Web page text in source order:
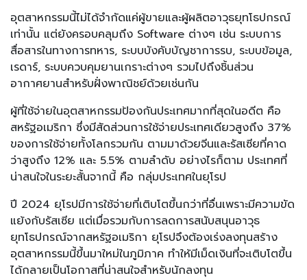
อุตสาหกรรมนี้ไม่ได้จำกัดแค่ผู้ขายและผู้ผลิตอาวุธยุทโธปกรณ์
เท่านั้น แต่ยังครอบคลุมถึง Software ต่างๆ เช่น ระบบการ
สื่อสารในทางการทหาร, ระบบบังคับบัญชาการรบ, ระบบข้อมูล,
เรดาร์, ระบบควบคุมยานเกราะต่างๆ รวมไปถึงชิ้นส่วน
อากาศยานสำหรับฝั่งพาณิชย์ด้วยเช่นกัน
ผู้ที่ใช้จ่ายในอุตสาหกรรมป้องกันประเทศมากที่สุดในอดีต คือ
สหรัฐอเมริกา ซึ่งมีสัดส่วนการใช้จ่ายประเทศเดียวสูงถึง 37%
ของการใช้จ่ายทั้งโลกรวมกัน ตามมาด้วยจีนและรัสเซียที่คาด
ว่าสูงถึง 12% และ 5.5% ตามลำดับ อย่างไรก็ตาม ประเทศที่
น่าสนใจในระยะสั้นจากนี้ คือ กลุ่มประเทศในยุโรป
ปี 2024 ยุโรปมีการใช้จ่ายที่เติบโตขึ้นกว่าที่อื่นเพราะมีความขัด
แย้งกับรัสเซีย แต่เมื่อรวมกับการลดการสนับสนุนอาวุธ
ยุทโธปกรณ์จากสหรัฐอเมริกา ยุโรปจึงต้องเร่งลงทุนสร้าง
อุตสาหกรรมนี้ขึ้นมาใหม่ในภูมิภาค ทำให้มีเม็ดเงินที่จะเติบโตขึ้น
ได้กลายเป็นโอกาสที่น่าสนใจสำหรับนักลงทุน